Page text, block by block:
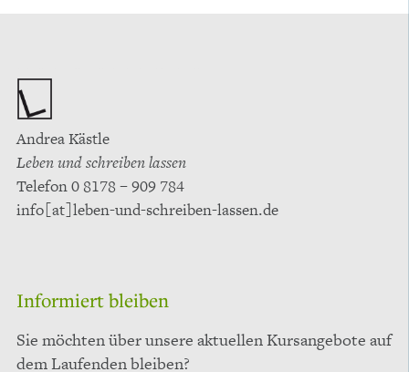
Andrea Kästle
Leben und schreiben lassen
Telefon 0 8178 – 909 784
info[at]leben-und-schreiben-lassen.de
Informiert bleiben
Sie möchten über unsere aktuellen Kursangebote auf
dem Laufenden bleiben?